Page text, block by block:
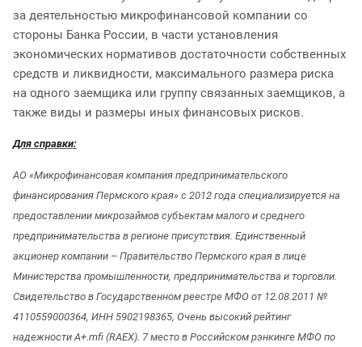
за деятельностью микрофинансовой компании со
стороны Банка России, в части установления
экономических нормативов достаточности собственных
средств и ликвидности, максимального размера риска
на одного заемщика или группу связанных заемщиков, а
также виды и размеры иных финансовых рисков.
Для справки:
АО «Микрофинансовая компания предпринимательского
финансирования Пермского края» с 2012 года специализируется на
предоставлении микрозаймов субъектам малого и среднего
предпринимательства в регионе присутствия. Единственный
акционер компании – Правительство Пермского края в лице
Министерства промышленности, предпринимательства и торговли.
Свидетельство в Государственном реестре МФО от 12.08.2011 №
4110559000364, ИНН 5902198365, Очень высокий рейтинг
надежности A+.mfi (RAEX). 7 место в Российском рэнкинге МФО по